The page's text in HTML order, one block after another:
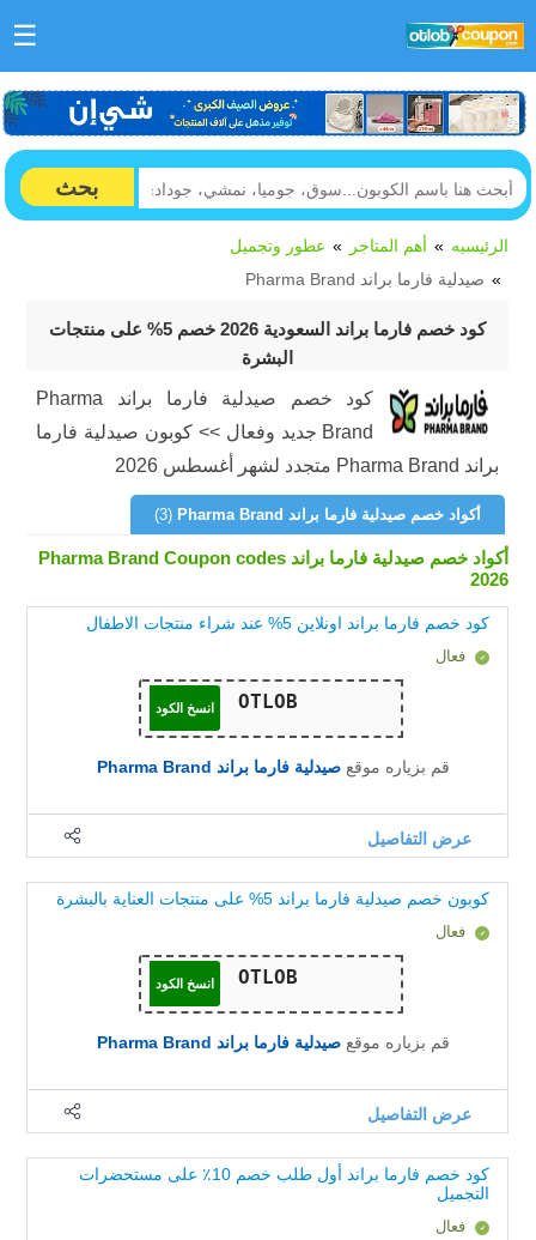
☰
بحث
الرئيسيه أهم المتاجر
عطور وتجميل
صيدلية فارما براند Pharma Brand
كود خصم فارما براند السعودية 2026 خصم 5% على منتجات
البشرة
كود خصم صيدلية فارما براند Pharma
Brand جديد وفعال >> كوبون صيدلية فارما
براند Pharma Brand متجدد لشهر أغسطس 2026
أكواد خصم صيدلية فارما براند Pharma Brand (3)
أكواد خصم صيدلية فارما براند Pharma Brand Coupon codes
2026
كود خصم فارما براند اونلاين 5% عند شراء منتجات الاطفال
فعال
انسخ الكود
قم بزياره موقعصيدلية فارما براند Pharma Brand
عرض التفاصيل
كوبون خصم صيدلية فارما براند 5% على منتجات العناية بالبشرة
فعال
انسخ الكود
قم بزياره موقعصيدلية فارما براند Pharma Brand
عرض التفاصيل
كود خصم فارما براند أول طلب خصم 10٪ على مستحضرات
التجميل
فعال